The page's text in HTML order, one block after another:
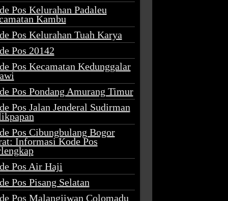
Pos Kelurahan Padaleu
Kambu
Pos Kelurahan Tuah Karya
Pos 20142
Pos Kecamatan Kedunggalar
Pos Pondang Amurang Timur
Pos Jalan Jenderal Sudirman
Pos Cibungbulang Bogor
Informasi Kode Pos
Pos Air Haji
Pos Pisang Selatan
Pos Malangjiwan Colomadu